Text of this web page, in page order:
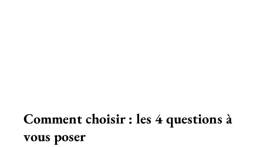
Comment choisir : les 4 questions à
vous poser